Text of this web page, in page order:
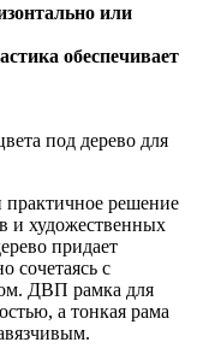
или
обеспечивает
под дерево для
решение
и художественных
придает
сочетаясь с
ДВП рамка для
а тонкая рама